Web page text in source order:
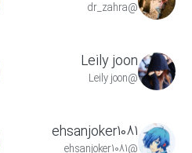
@dr_zahra
Leily joon
@Leily joon
ehsanjoker1081
@ehsanjoker1081